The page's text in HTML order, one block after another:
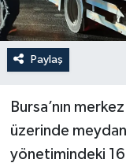
Paylaş
Bursa’nın
üzerinde
yönetimindeki